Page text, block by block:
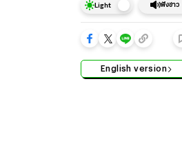
Light ฟังข่าว
English version